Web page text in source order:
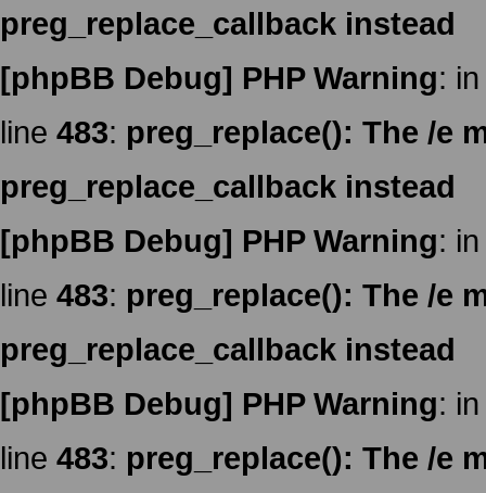
preg_replace_callback instead
[phpBB Debug] PHP Warning:
line 483: preg_replace(): The /e
preg_replace_callback instead
[phpBB Debug] PHP Warning:
line 483: preg_replace(): The /e
preg_replace_callback instead
[phpBB Debug] PHP Warning:
line 483: preg_replace(): The /e